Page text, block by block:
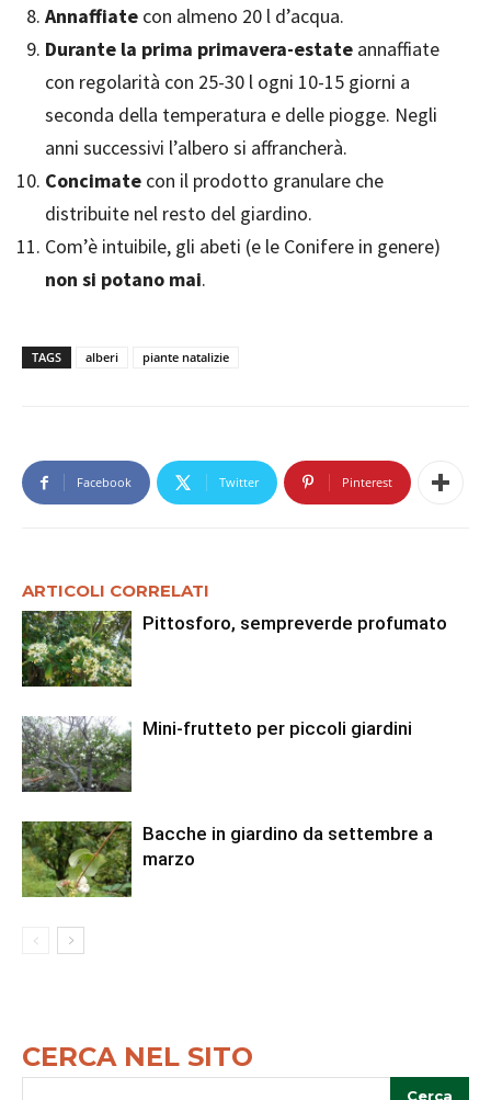
Annaffiate con almeno 20 l d’acqua.
Durante la prima primavera-estate annaffiate
con regolarità con 25-30 l ogni 10-15 giorni a
seconda della temperatura e delle piogge. Negli
anni successivi l’albero si affrancherà.
Concimate con il prodotto granulare che
distribuite nel resto del giardino.
Com’è intuibile, gli abeti (e le Conifere in genere)
non si potano mai.
TAGS alberi piante natalizie
Facebook Twitter Pinterest
ARTICOLI CORRELATI
Pittosforo, sempreverde profumato
Mini-frutteto per piccoli giardini
Bacche in giardino da settembre a
marzo
CERCA NEL SITO